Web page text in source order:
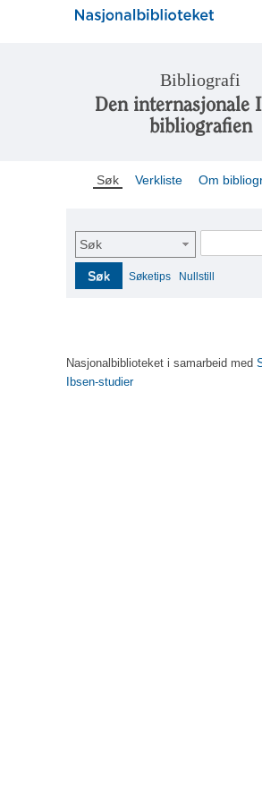
Bibliografi
Den internasjonale
bibliografien
Søk Verkliste Om
Søk
Søk Søketips Nullstill
Nasjonalbiblioteket i samarbeid med
Ibsen-studier